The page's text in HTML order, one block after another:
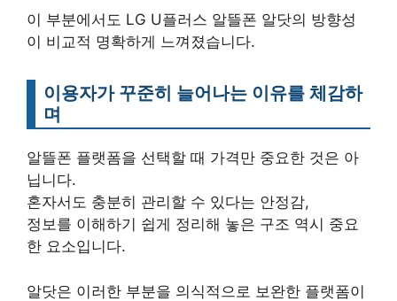
이 부분에서도 LG U플러스 알뜰폰 알닷의 방향성
이 비교적 명확하게 느껴졌습니다.
이용자가 꾸준히 늘어나는 이유를 체감하
며
알뜰폰 플랫폼을 선택할 때 가격만 중요한 것은 아
닙니다.
혼자서도 충분히 관리할 수 있다는 안정감,
정보를 이해하기 쉽게 정리해 놓은 구조 역시 중요
한 요소입니다.
알닷은 이러한 부분을 의식적으로 보완한 플랫폼이